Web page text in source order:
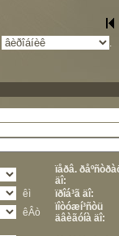
.
ïåðâ.
äî:
êì
ïðîá³ã äî:
êÂò
ïîòóæí³ñòü
äâèãóíà äî: